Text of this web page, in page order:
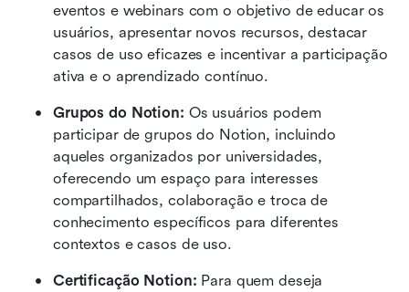
eventos e webinars com o objetivo de educar os
usuários, apresentar novos recursos, destacar
casos de uso eficazes e incentivar a participação
ativa e o aprendizado contínuo.
Grupos do Notion: Os usuários podem
participar de grupos do Notion, incluindo
aqueles organizados por universidades,
oferecendo um espaço para interesses
compartilhados, colaboração e troca de
conhecimento específicos para diferentes
contextos e casos de uso.
Certificação Notion: Para quem deseja